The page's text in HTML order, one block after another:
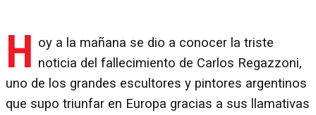
H oy a la mañana se dio a conocer la triste
noticia del fallecimiento de Carlos Regazzoni,
uno de los grandes escultores y pintores argentinos
que supo triunfar en Europa gracias a sus llamativas